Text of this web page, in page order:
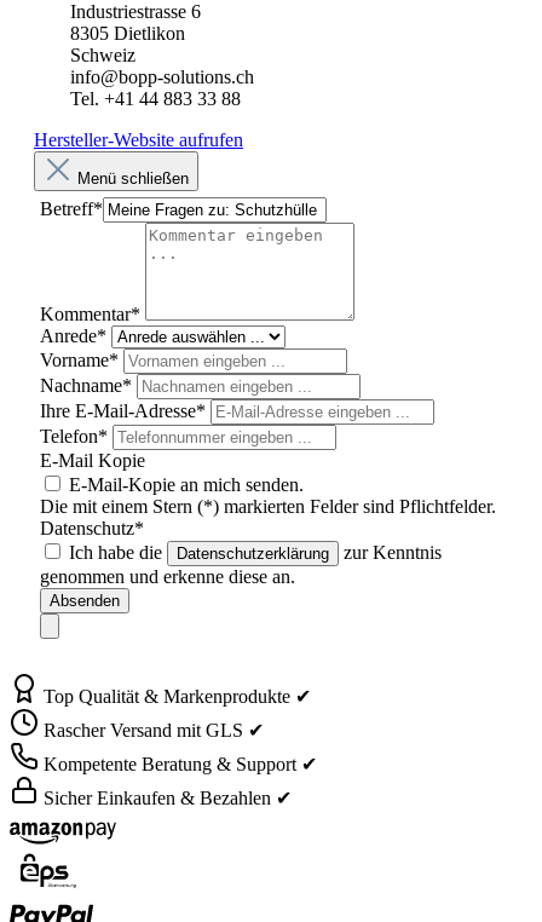
Industriestrasse 6
8305 Dietlikon
Schweiz
info@bopp-solutions.ch
Tel. +41 44 883 33 88
Hersteller-Website aufrufen
Menü schließen
Betreff*
Kommentar*
Anrede*
Vorname*
Nachname*
Ihre E-Mail-Adresse*
Telefon*
E-Mail Kopie
E-Mail-Kopie an mich senden.
Die mit einem Stern (*) markierten Felder sind Pflichtfelder.
Datenschutz*
Ich habe die
Datenschutzerklärung
zur Kenntnis
genommen und erkenne diese an.
Absenden
Top Qualität & Markenprodukte ✔
Rascher Versand mit GLS ✔
Kompetente Beratung & Support ✔
Sicher Einkaufen & Bezahlen ✔